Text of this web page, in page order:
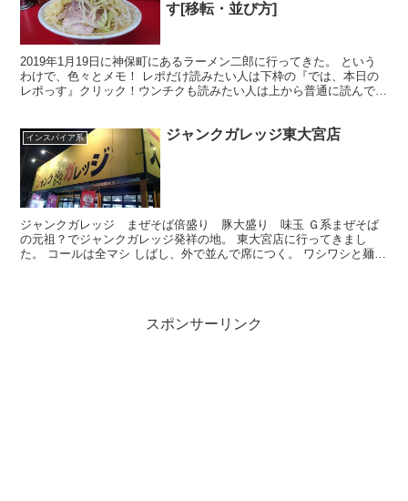
す[移転・並び方]
2019年1月19日に神保町にあるラーメン二郎に行ってきた。 という
わけで、色々とメモ！ レポだけ読みたい人は下枠の『では、本日の
レポっす』クリック！ウンチクも読みたい人は上から普通に読んでく
インスパイア系 ジャンクガレッジ東大宮店
ジャンクガレッジ まぜそば倍盛り 豚大盛り 味玉 Ｇ系まぜそば
の元祖？でジャンクガレッジ発祥の地。 東大宮店に行ってきまし
た。 コールは全マシ しばし、外で並んで席につく。 ワシワシと麺も
スポンサーリンク